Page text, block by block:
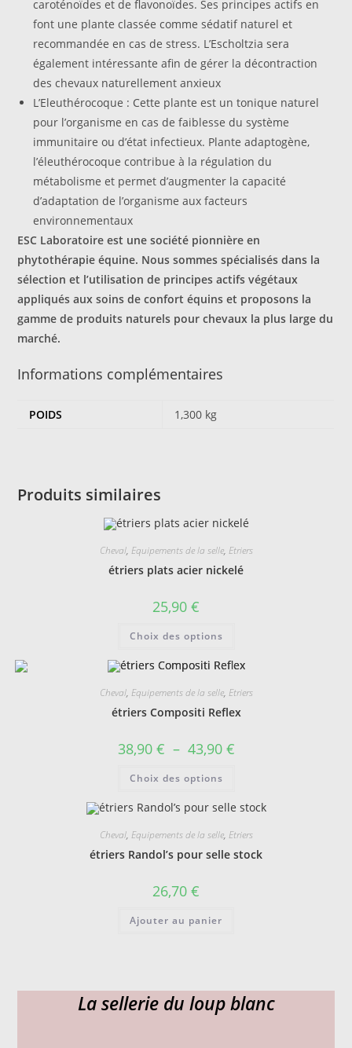
caroténoïdes et de flavonoïdes. Ses principes actifs en
font une plante classée comme sédatif naturel et
recommandée en cas de stress. L’Escholtzia sera
également intéressante afin de gérer la décontraction
des chevaux naturellement anxieux
L’Eleuthérocoque : Cette plante est un tonique naturel
pour l’organisme en cas de faiblesse du système
immunitaire ou d’état infectieux. Plante adaptogène,
l’éleuthérocoque contribue à la régulation du
métabolisme et permet d’augmenter la capacité
d’adaptation de l’organisme aux facteurs
environnementaux
ESC Laboratoire est une société pionnière en
phytothérapie équine. Nous sommes spécialisés dans la
sélection et l’utilisation de principes actifs végétaux
appliqués aux soins de confort équins et proposons la
gamme de produits naturels pour chevaux la plus large du
marché.
Informations complémentaires
POIDS 1,300 kg
Produits similaires
Cheval, Equipements de la selle, Etriers
étriers plats acier nickelé
25,90 €
Choix des options
plusieurs
variations.
options
être
la
page
Cheval, Equipements de la selle, Etriers
étriers Compositi Reflex
38,90 € – 43,90 €Plage
de
43,90 €
Choix des options
plusieurs
variations.
options
être
Cheval, Equipements de la selle, Etriers
étriers Randol’s pour selle stock
26,70 €
Ajouter au panier
La sellerie du loup blanc